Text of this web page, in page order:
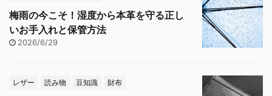
梅雨の今こそ！湿度から本革を守る正し
いお手入れと保管方法
2026/6/29
レザー 読み物 豆知識 財布